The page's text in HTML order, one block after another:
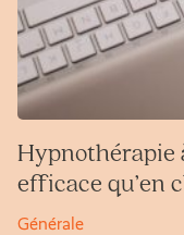
Hypnothérapie
efficace qu’en
Générale